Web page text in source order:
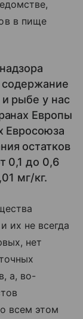
в пище
рыбе у нас
Европы
Евросоюза
остатков
0,1 до 0,6
мг/кг.
их не всегда
нет
а, во-
всем этом